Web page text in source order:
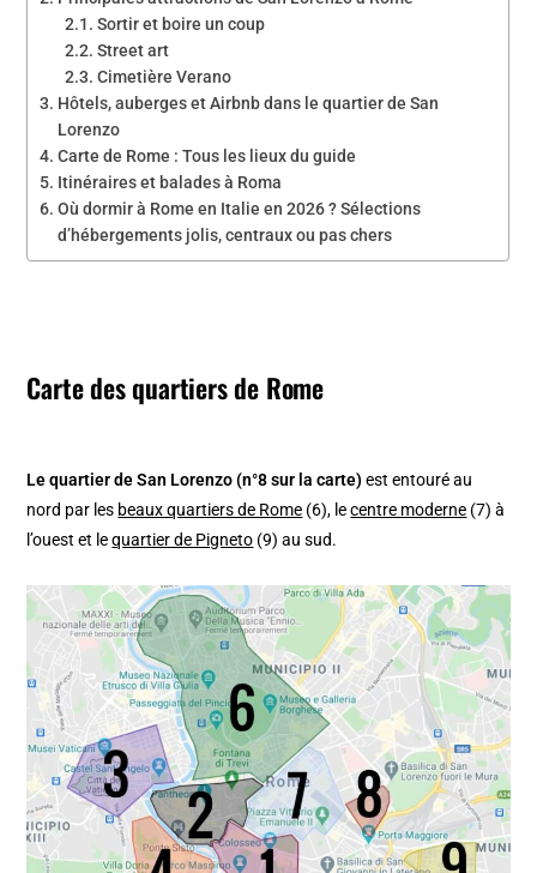
Sortir et boire un coup
Street art
Cimetière Verano
Hôtels, auberges et Airbnb dans le quartier de San
Lorenzo
Carte de Rome : Tous les lieux du guide
Itinéraires et balades à Roma
Où dormir à Rome en Italie en 2026 ? Sélections
d’hébergements jolis, centraux ou pas chers
Carte des quartiers de Rome
Le quartier de San Lorenzo (n°8 sur la carte)est entouré au
nord par les beaux quartiers de Rome (6), lecentre moderne (7) à
l’ouest et lequartier de Pigneto (9) au sud.